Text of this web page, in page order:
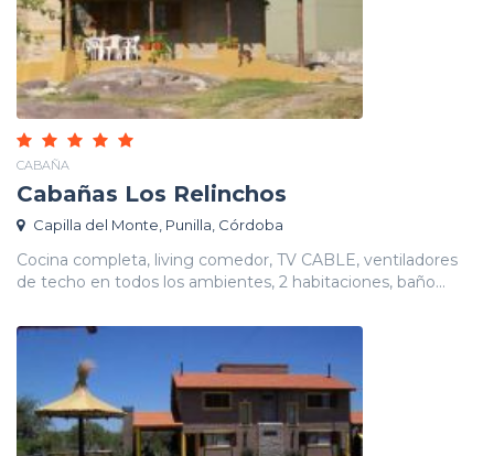
CABAÑA
Cabañas Los Relinchos
Capilla del Monte, Punilla, Córdoba
Cocina completa, living comedor, TV CABLE, ventiladores
de techo en todos los ambientes, 2 habitaciones, baño...